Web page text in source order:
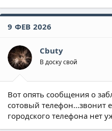
9 ФЕВ 2026
Cbuty
В доску свой
Вот опять сообщения о
сотовый телефон...звонит
городского телефона нет